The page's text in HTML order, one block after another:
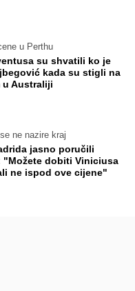
u Perthu
su shvatili ko je
kada su stigli na
u Australiji
ne nazire kraj
jasno poručili
"Možete dobiti Viniciusa
ne ispod ove cijene"